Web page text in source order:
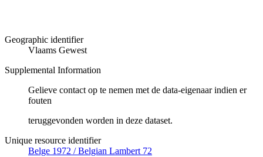
Geographic identifier
Vlaams Gewest
Supplemental Information
Gelieve contact op te nemen met de data-eigenaar indien er
fouten
teruggevonden worden in deze dataset.
Unique resource identifier
Belge 1972 / Belgian Lambert 72